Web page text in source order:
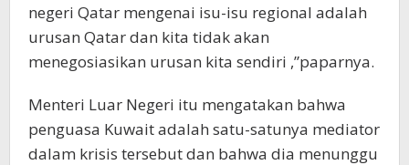
negeri Qatar mengenai isu-isu regional adalah
urusan Qatar dan kita tidak akan
menegosiasikan urusan kita sendiri ,”paparnya.
Menteri Luar Negeri itu mengatakan bahwa
penguasa Kuwait adalah satu-satunya mediator
dalam krisis tersebut dan bahwa dia menunggu